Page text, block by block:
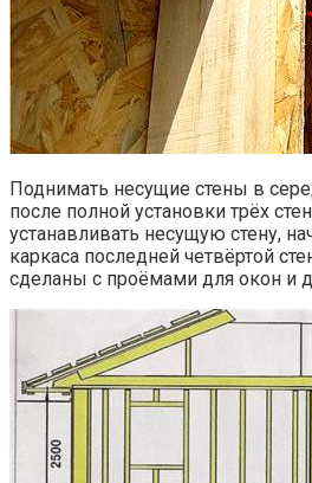
Поднимать несущие стены в
после полной установки трёх
устанавливать несущую стену,
каркаса последней четвёртой
сделаны с проёмами для окон и